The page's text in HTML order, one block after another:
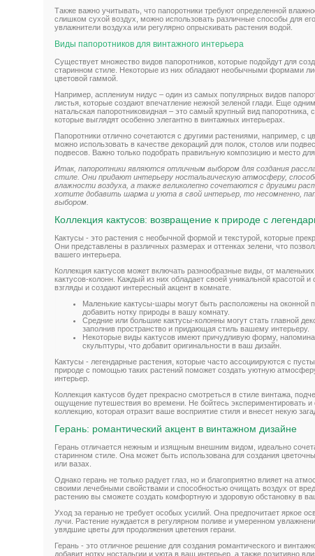
Также важно учитывать, что папоротники требуют определенной
слишком сухой воздух, можно использовать различные способы для
увлажнители воздуха или регулярно опрыскивать растения водой.
Виды папоротников для винтажного интерьера
Существует множество видов папоротников, которые подойдут для
старинном стиле. Некоторые из них обладают необычными формами
цветовой гаммой.
Например, асплениум нидус – один из самых популярных видов
листья, которые создают впечатление нежной зеленой глади. Еще
натальская папоротниковидная – это самый крупный вид
которые выглядят особенно элегантно в винтажных интерьерах.
Папоротники отлично сочетаются с другими растениями, например, с
можно использовать в качестве декораций для полок, столов или
подвесов. Важно только подобрать правильную композицию и место
Итак, папоротники являются отличным выбором для создания
стиле. Они придают интерьеру ностальгическую атмосферу,
влажности воздуха, а также великолепно сочетаются с другими
хотите добавить шарма и уюта в свой интерьер, то несомненно,
выбором.
Коллекция кактусов: возвращение к природе с
Кактусы - это растения с необычной формой и текстурой, которые
Они представлены в различных размерах и оттенках зелени, что
вашего интерьера.
Коллекция кактусов может включать разнообразные виды, от
кактусов-колонн. Каждый из них обладает своей уникальной красотой
взгляды и создают интересный акцент в комнате.
Маленькие кактусы-шары могут быть расположены на оконной
добавить нотку природы в вашу комнату.
Средние или большие кактусы-колонны могут стать главной
заполнив пространство и придающая стиль вашему интерьеру.
Некоторые виды кактусов имеют причудливую форму,
скульптуры, что добавит оригинальности в ваш дизайн.
Кактусы - легендарные растения, которые часто ассоциируются с
природе с помощью таких растений поможет создать уютную
интерьер.
Коллекция кактусов будет прекрасно смотреться в стиле винтажа,
ощущение путешествия во времени. Не бойтесь экспериментировать и
коллекцию, которая отразит ваше восприятие стиля и внесет некую
Герань: романтический акцент в винтажном дизайне
Герань отличается нежным и изящным внешним видом, идеально
старинном стиле. Она может быть использована для создания
или вазах.
Однако герань не только радует глаз, но и благоприятно влияет на
своими лечебными свойствами и способностью очищать воздух от
растению вы сможете создать комфортную и здоровую обстановку в
Уход за геранью не требует особых усилий. Она предпочитает яркое
лучи. Растение нуждается в регулярном поливе и умеренном
увядшие цветы для продолжения цветения герани.
Герань - это отличное решение для создания романтического и
добавит нотку ностальгии и уюта в ваш интерьер, а также позитивно